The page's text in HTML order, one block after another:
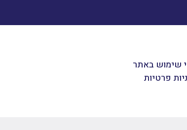
שימוש באתר
פרטיות